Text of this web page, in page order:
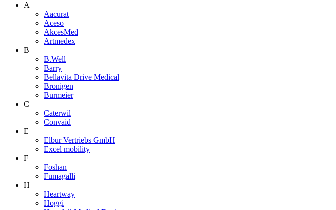
A
Aacurat
Aceso
AkcesMed
Artmedex
B
B.Well
Barry
Bellavita Drive Medical
Bronigen
Burmeier
C
Caterwil
Convaid
E
Elbur Vertriebs GmbH
Excel mobility
F
Foshan
Fumagalli
H
Heartway
Hoggi